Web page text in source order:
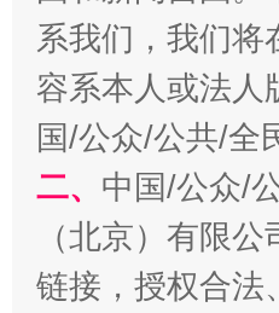
习近平的博鳌关键词
系我们，我们将
容系本人或法人
国/公众/公共/全
二、 中国/公众/
（北京）有限
链接，授权合法